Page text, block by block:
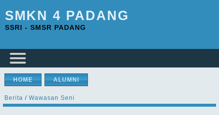
SMKN 4 PADANG
SSRI - SMSR PADANG
HOME ALUMNI
Berita / Wawasan Seni